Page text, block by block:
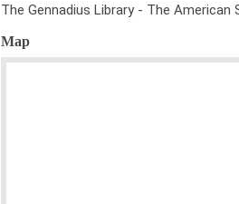
The Gennadius Library - The
Map